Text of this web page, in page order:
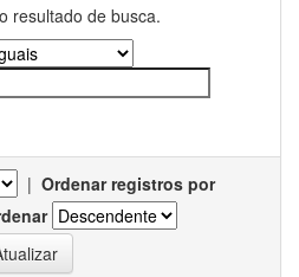
resultado de busca.
| Ordenar registros por